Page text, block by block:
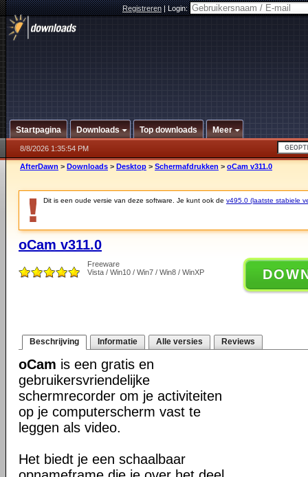
Registreren|Login:
Startpagina Downloads Top downloads Meer
8/8/2026 1:35:54 PM
AfterDawn > Downloads > Desktop > Schermafdrukken > oCam v311.0
Dit is een oude versie van deze software. Je kunt ook de v495.0 (laatste stabiele
oCam v311.0
Freeware
Vista / Win10 / Win7 / Win8 / WinXP
Beschrijving Informatie Alle versies Reviews
oCam is een gratis en
gebruikersvriendelijke
schermrecorder om je activiteiten
op je computerscherm vast te
leggen als video.
Het biedt je een schaalbaar